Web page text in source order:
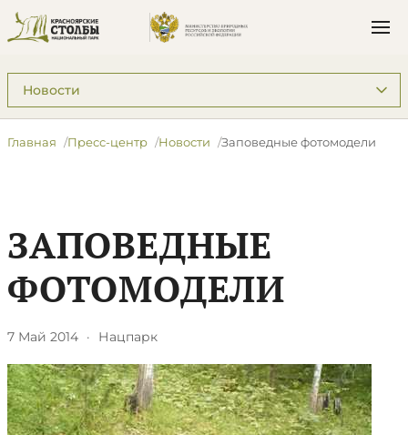
Подразделы: Пресс-центр
Главная Пресс-центр Новости Заповедные фотомодели
ЗАПОВЕДНЫЕ
ФОТОМОДЕЛИ
7 Май 2014 · Нацпарк